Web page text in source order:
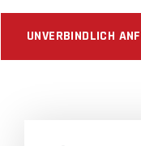
UNVERBINDLICH